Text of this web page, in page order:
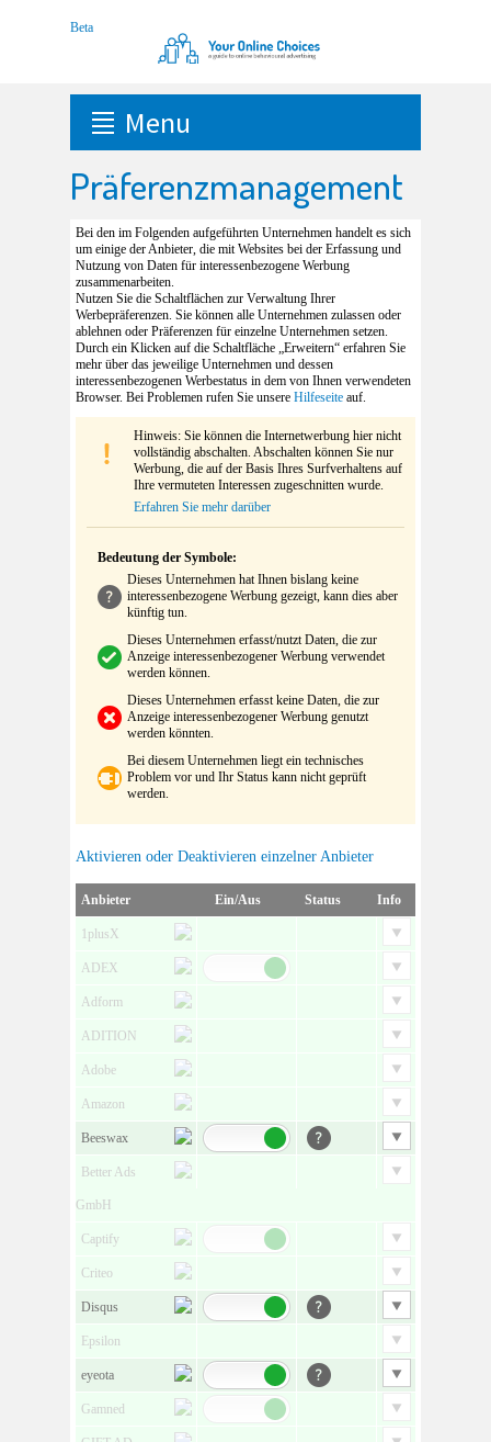
Menu
Präferenzmanagement
Bei den im Folgenden aufgeführten Unternehmen handelt es sich
um einige der Anbieter, die mit Websites bei der Erfassung und
Nutzung von Daten für interessenbezogene Werbung
zusammenarbeiten.
Nutzen Sie die Schaltflächen zur Verwaltung Ihrer
Werbepräferenzen. Sie können alle Unternehmen zulassen oder
ablehnen oder Präferenzen für einzelne Unternehmen setzen.
Durch ein Klicken auf die Schaltfläche „Erweitern“ erfahren Sie
mehr über das jeweilige Unternehmen und dessen
interessenbezogenen Werbestatus in dem von Ihnen verwendeten
Browser. Bei Problemen rufen Sie unsere Hilfeseite auf.
Hinweis: Sie können die Internetwerbung hier nicht
vollständig abschalten. Abschalten können Sie nur
Werbung, die auf der Basis Ihres Surfverhaltens auf
Ihre vermuteten Interessen zugeschnitten wurde.
Erfahren Sie mehr darüber
Bedeutung der Symbole:
Dieses Unternehmen hat Ihnen bislang keine
interessenbezogene Werbung gezeigt, kann dies aber
künftig tun.
Dieses Unternehmen erfasst/nutzt Daten, die zur
Anzeige interessenbezogener Werbung verwendet
werden können.
Dieses Unternehmen erfasst keine Daten, die zur
Anzeige interessenbezogener Werbung genutzt
werden könnten.
Bei diesem Unternehmen liegt ein technisches
Problem vor und Ihr Status kann nicht geprüft
werden.